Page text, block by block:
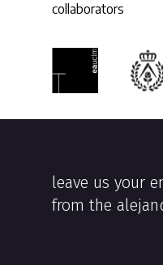
collaborators
leave us your
from the